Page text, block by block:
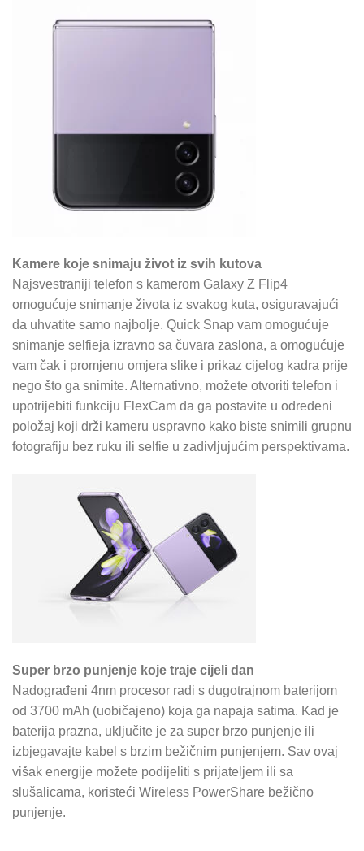
Kamere koje snimaju život iz svih kutova
Najsvestraniji telefon s kamerom Galaxy Z Flip4
omogućuje snimanje života iz svakog kuta, osiguravajući
da uhvatite samo najbolje. Quick Snap vam omogućuje
snimanje selfieja izravno sa čuvara zaslona, ​​a omogućuje
vam čak i promjenu omjera slike i prikaz cijelog kadra prije
nego što ga snimite. Alternativno, možete otvoriti telefon i
upotrijebiti funkciju FlexCam da ga postavite u određeni
položaj koji drži kameru uspravno kako biste snimili grupnu
fotografiju bez ruku ili selfie u zadivljujućim perspektivama.
Super brzo punjenje koje traje cijeli dan
Nadograđeni 4nm procesor radi s dugotrajnom baterijom
od 3700 mAh (uobičajeno) koja ga napaja satima. Kad je
baterija prazna, uključite je za super brzo punjenje ili
izbjegavajte kabel s brzim bežičnim punjenjem. Sav ovaj
višak energije možete podijeliti s prijateljem ili sa
slušalicama, koristeći Wireless PowerShare bežično
punjenje.